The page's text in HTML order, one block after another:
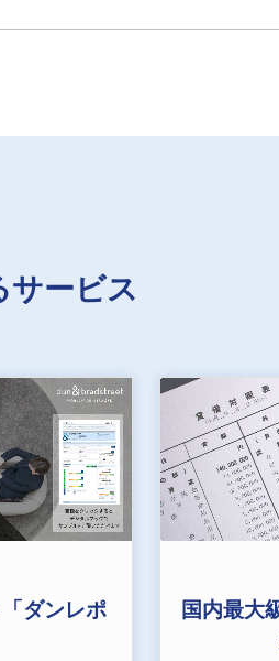
サービス
ダンレポ
国内最大